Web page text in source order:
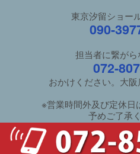
東京汐留ショー
090-
担当者に繋がら
072-
おかけください。大阪
※営業時間外及び定休
予めご了承
ご利用ガイド